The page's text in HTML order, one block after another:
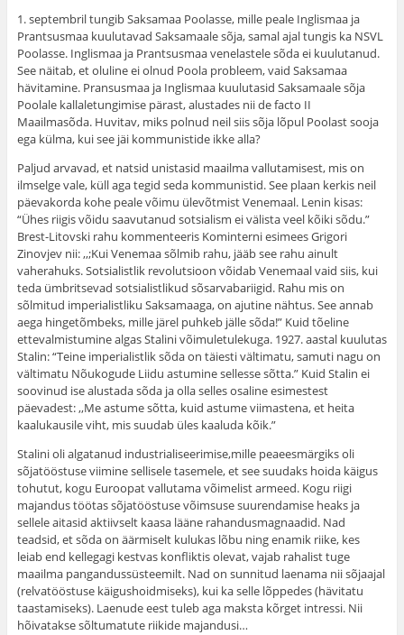
1. septembril tungib Saksamaa Poolasse, mille peale Inglismaa ja
Prantsusmaa kuulutavad Saksamaale sõja, samal ajal tungis ka NSVL
Poolasse. Inglismaa ja Prantsusmaa venelastele sõda ei kuulutanud.
See näitab, et oluline ei olnud Poola probleem, vaid Saksamaa
hävitamine. Pransusmaa ja Inglismaa kuulutasid Saksamaale sõja
Poolale kallaletungimise pärast, alustades nii de facto II
Maailmasõda. Huvitav, miks polnud neil siis sõja lõpul Poolast sooja
ega külma, kui see jäi kommunistide ikke alla?
Paljud arvavad, et natsid unistasid maailma vallutamisest, mis on
ilmselge vale, küll aga tegid seda kommunistid. See plaan kerkis neil
päevakorda kohe peale võimu ülevõtmist Venemaal. Lenin kisas:
“Ühes riigis võidu saavutanud sotsialism ei välista veel kõiki sõdu.”
Brest-Litovski rahu kommenteeris Kominterni esimees Grigori
Zinovjev nii: ,,;Kui Venemaa sõlmib rahu, jääb see rahu ainult
vaherahuks. Sotsialistlik revolutsioon võidab Venemaal vaid siis, kui
teda ümbritsevad sotsialistlikud sõsarvabariigid. Rahu mis on
sõlmitud imperialistliku Saksamaaga, on ajutine nähtus. See annab
aega hingetõmbeks, mille järel puhkeb jälle sõda!” Kuid tõeline
ettevalmistumine algas Stalini võimuletulekuga. 1927. aastal kuulutas
Stalin: “Teine imperialistlik sõda on täiesti vältimatu, samuti nagu on
vältimatu Nõukogude Liidu astumine sellesse sõtta.” Kuid Stalin ei
soovinud ise alustada sõda ja olla selles osaline esimestest
päevadest: ,,Me astume sõtta, kuid astume viimastena, et heita
kaalukausile viht, mis suudab üles kaaluda kõik.”
Stalini oli algatanud industrialiseerimise,mille peaeesmärgiks oli
sõjatööstuse viimine sellisele tasemele, et see suudaks hoida käigus
tohutut, kogu Euroopat vallutama võimelist armeed. Kogu riigi
majandus töötas sõjatööstuse võimsuse suurendamise heaks ja
sellele aitasid aktiivselt kaasa lääne rahandusmagnaadid. Nad
teadsid, et sõda on äärmiselt kulukas lõbu ning enamik riike, kes
leiab end kellegagi kestvas konfliktis olevat, vajab rahalist tuge
maailma pangandussüsteemilt. Nad on sunnitud laenama nii sõjaajal
(relvatööstuse käigushoidmiseks), kui ka selle lõppedes (hävitatu
taastamiseks). Laenude eest tuleb aga maksta kõrget intressi. Nii
hõivatakse sõltumatute riikide majandusi…